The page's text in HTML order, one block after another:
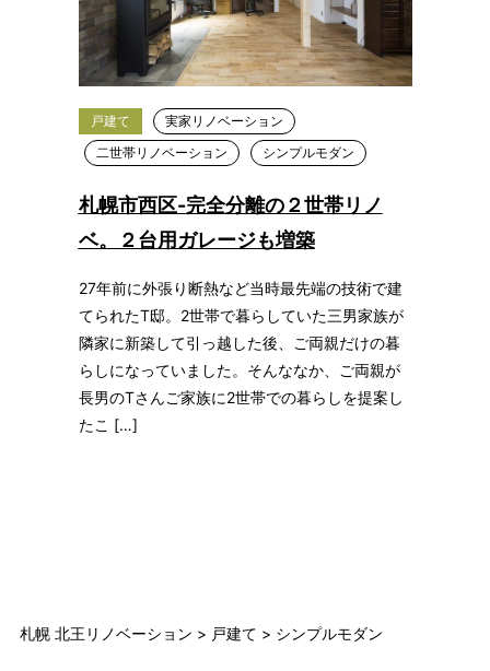
戸建て
実家リノベーション
二世帯リノベーション
シンプルモダン
札幌市西区-完全分離の２世帯リノ
ベ。２台用ガレージも増築
27年前に外張り断熱など当時最先端の技術で建
てられたT邸。2世帯で暮らしていた三男家族が
隣家に新築して引っ越した後、ご両親だけの暮
らしになっていました。そんななか、ご両親が
長男のTさんご家族に2世帯での暮らしを提案し
たこ […]
札幌 北王リノベーション > 戸建て > シンプルモダン